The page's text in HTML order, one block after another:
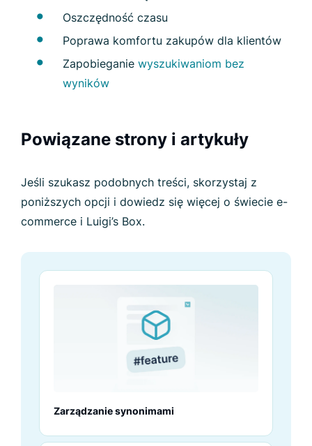
Oszczędność czasu
Poprawa komfortu zakupów dla klientów
Zapobieganie wyszukiwaniom bez
wyników
Powiązane strony i artykuły
Jeśli szukasz podobnych treści, skorzystaj z
poniższych opcji i dowiedz się więcej o świecie e-
commerce i Luigi’s Box.
Zarządzanie synonimami